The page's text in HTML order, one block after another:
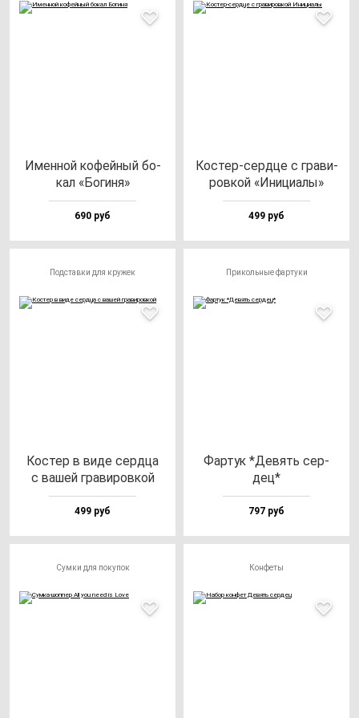
Имен­ной ко­фей­ный бо­
кал «Боги­ня»
690 руб
Кос­тер-сер­дце с гра­ви­
ров­кой «Ини­ци­алы»
499 руб
Подставки для кружек
Кос­тер в ви­де сер­дца
с ва­шей гра­ви­ров­кой
499 руб
Прикольные фартуки
Фар­тук *Девять cер­
дец*
797 руб
Сумки для покупок Конфеты